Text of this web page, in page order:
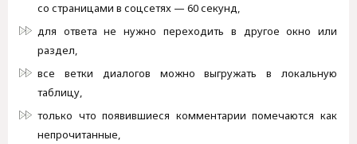
со страницами в соцсетях — 60 секунд,
для ответа не нужно переходить в другое окно или
раздел,
все ветки диалогов можно выгружать в локальную
таблицу,
только что появившиеся комментарии помечаются как
непрочитанные,